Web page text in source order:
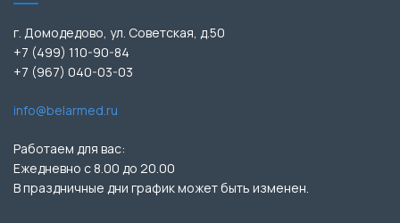
г. Домодедово, ул. Советская, д.50
+7 (499) 110-90-84
+7 (967) 040-03-03
info@belarmed.ru
Работаем для вас:
Ежедневно с 8.00 до 20.00
В праздничные дни график может быть изменен.